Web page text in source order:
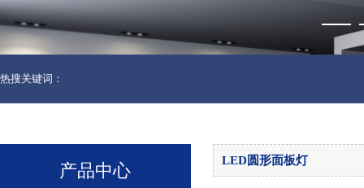
热搜关键词：
产品中心 LED圆形面板灯